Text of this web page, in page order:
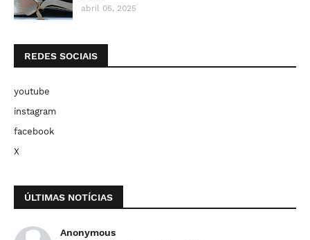
abril 05, 2025
REDES SOCIAIS
youtube
instagram
facebook
X
ÚLTIMAS NOTÍCIAS
Anonymous